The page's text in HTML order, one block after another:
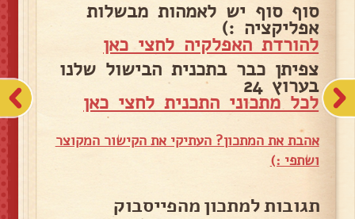
סוף סוף יש לאמהות מבשלות
אפליקציה :)
להורדת האפלקיה לחצי כאן
צפיתן כבר בתכנית הבישול שלנו
בערוץ 24
לכל מתכוני התכנית לחצי כאן
אהבת את המתכון? העתיקי את הקישור המקוצר
ושתפי :)
תגובות למתכון מהפייסבוק